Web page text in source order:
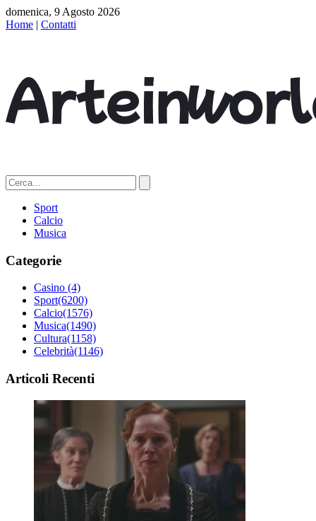
domenica, 9 Agosto 2026
Home | Contatti
Sport
Calcio
Musica
Categorie
Casino (4)
Sport(6200)
Calcio(1576)
Musica(1490)
Cultura(1158)
Celebrità(1146)
Articoli Recenti